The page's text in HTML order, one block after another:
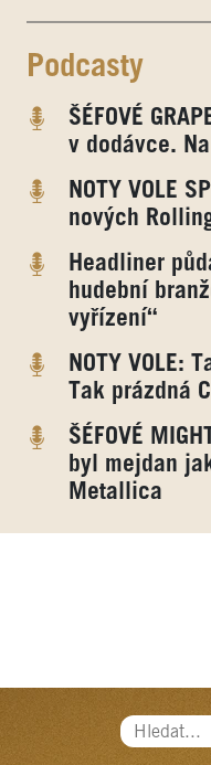
Podcasty
ŠÉFOVÉ
v dodávce.
NOTY VOLE
nových
Headliner
hudební
vyřízení“
NOTY VOLE:
Tak prázdná
ŠÉFOVÉ
byl mejdan
Metallica
Hledat...